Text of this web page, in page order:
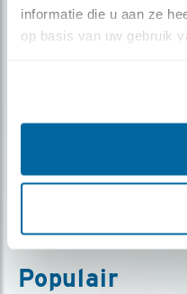
informatie die u aan ze
op basis van uw gebruik
Populair